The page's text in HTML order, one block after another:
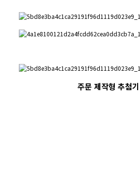
주문 제작형 추첨기